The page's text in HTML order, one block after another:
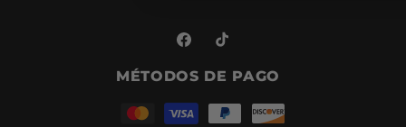
FacebookTikTok
MÉTODOS DE PAGO